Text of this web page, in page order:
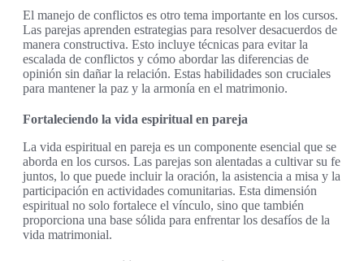
El manejo de conflictos es otro tema importante en los cursos.
Las parejas aprenden estrategias para resolver desacuerdos de
manera constructiva. Esto incluye técnicas para evitar la
escalada de conflictos y cómo abordar las diferencias de
opinión sin dañar la relación. Estas habilidades son cruciales
para mantener la paz y la armonía en el matrimonio.
Fortaleciendo la vida espiritual en pareja
La vida espiritual en pareja es un componente esencial que se
aborda en los cursos. Las parejas son alentadas a cultivar su fe
juntos, lo que puede incluir la oración, la asistencia a misa y la
participación en actividades comunitarias. Esta dimensión
espiritual no solo fortalece el vínculo, sino que también
proporciona una base sólida para enfrentar los desafíos de la
vida matrimonial.